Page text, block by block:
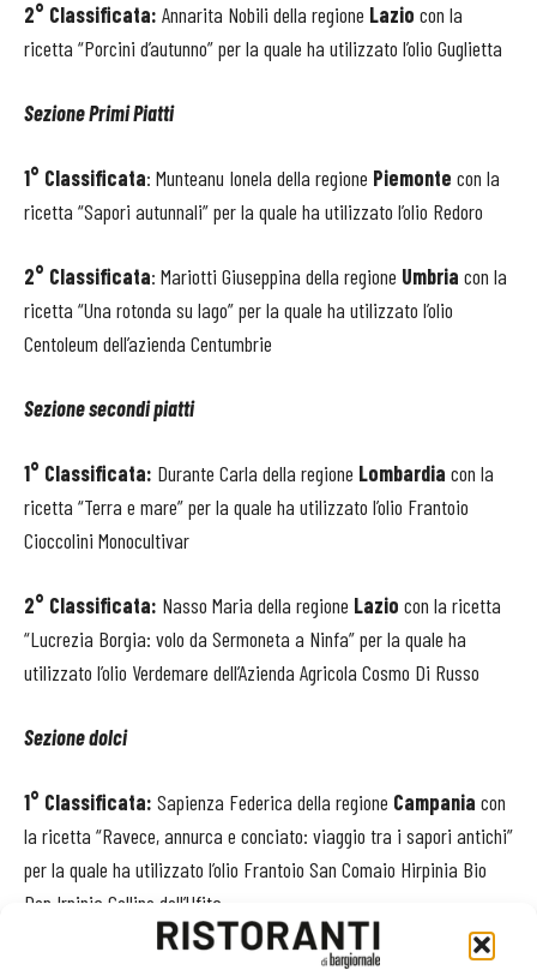
2° Classificata: Annarita Nobili della regione Lazio con la
ricetta “Porcini d’autunno”per la quale ha utilizzato l’olio Guglietta
Sezione Primi Piatti
1° Classificata: Munteanu Ionela della regione Piemonte con la
ricetta “Sapori autunnali”per la quale ha utilizzato l’olio Redoro
2° Classificata: Mariotti Giuseppina della regione Umbria con la
ricetta “Una rotonda su lago”per la quale ha utilizzato l’olio
Centoleum dell’azienda Centumbrie
Sezione secondi piatti
1° Classificata: Durante Carla della regione Lombardia con la
ricetta “Terra e mare” per la quale ha utilizzato l’olio Frantoio
Cioccolini Monocultivar
2° Classificata: Nasso Maria della regione Lazio con la ricetta
“Lucrezia Borgia: volo da Sermoneta a Ninfa”per la quale ha
utilizzato l’olio Verdemare dell’Azienda Agricola Cosmo Di Russo
Sezione dolci
1° Classificata: Sapienza Federica della regione Campania con
la ricetta “Ravece, annurca e conciato: viaggio tra i sapori antichi”
per la quale ha utilizzato l’olio Frantoio San Comaio Hirpinia Bio
Dop Irpinia Colline dell’Ufita
Bozzolan Giada della regioneVeneto con la